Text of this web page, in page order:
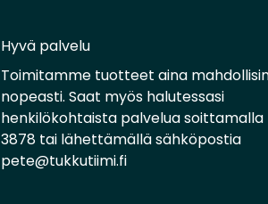
Hyvä palvelu
Toimitamme tuotteet aina
nopeasti. Saat myös halutessasi
henkilökohtaista palvelua soittamalla
3878 tai lähettämällä sähköpostia
pete@tukkutiimi.fi